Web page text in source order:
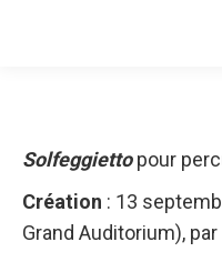
Solfeggiettopour
Création : 13
Grand Auditorium),